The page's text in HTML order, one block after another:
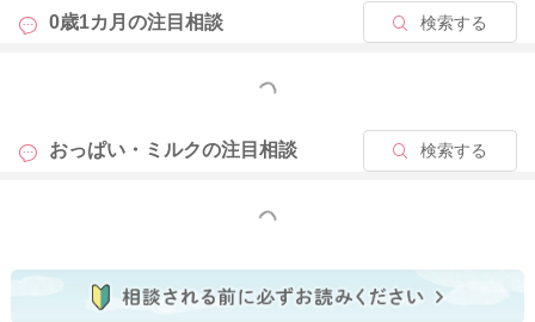
0歳1カ月の注目相談 検索する
もっと見る
おっぱい・ミルクの注目相談 検索する
もっと見る